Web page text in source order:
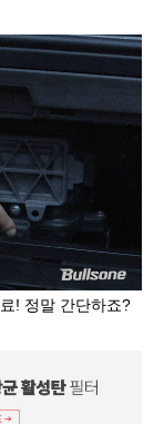
! 정말 간단하죠?